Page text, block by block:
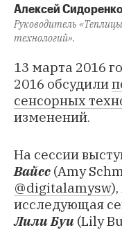
Алексей Сидоренко
Руководитель
технологий».
13 марта 2016
2016 обсудили
сенсорных
изменений.
На сессии
Вайсс (Amy
@digitalamysw
исследующая
Лили Буи (Lily